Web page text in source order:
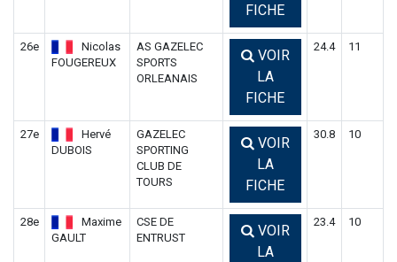
FICHE
26e
Nicolas
FOUGEREUX
AS GAZELEC
SPORTS
ORLEANAIS
VOIR
LA
FICHE
24.4 11
27e
Hervé
DUBOIS
GAZELEC
SPORTING
CLUB DE
TOURS
VOIR
LA
FICHE
30.8 10
28e
Maxime
GAULT
CSE DE
ENTRUST
VOIR
LA
23.4 10